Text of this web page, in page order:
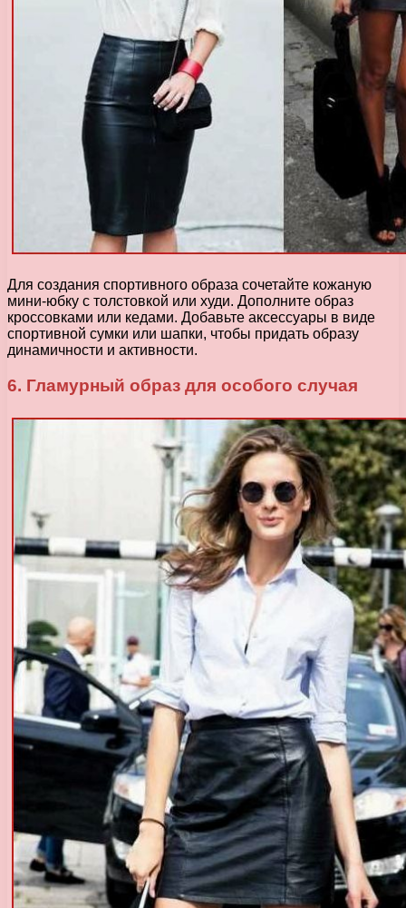
Для создания спортивного образа сочетайте кожаную
мини-юбку с толстовкой или худи. Дополните образ
кроссовками или кедами. Добавьте аксессуары в виде
спортивной сумки или шапки, чтобы придать образу
динамичности и активности.
6. Гламурный образ для особого случая